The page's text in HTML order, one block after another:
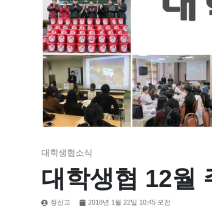
대학생협소식
대학생협 12월
정선교 2018년 1월 22일 10:45 오전